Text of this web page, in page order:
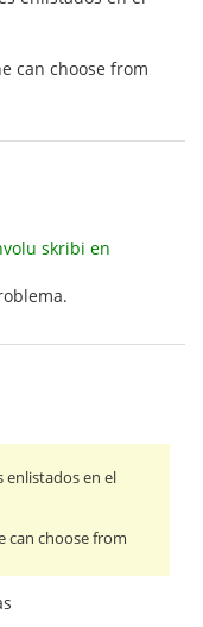
can choose from
skribi en
enlistados en el
can choose from